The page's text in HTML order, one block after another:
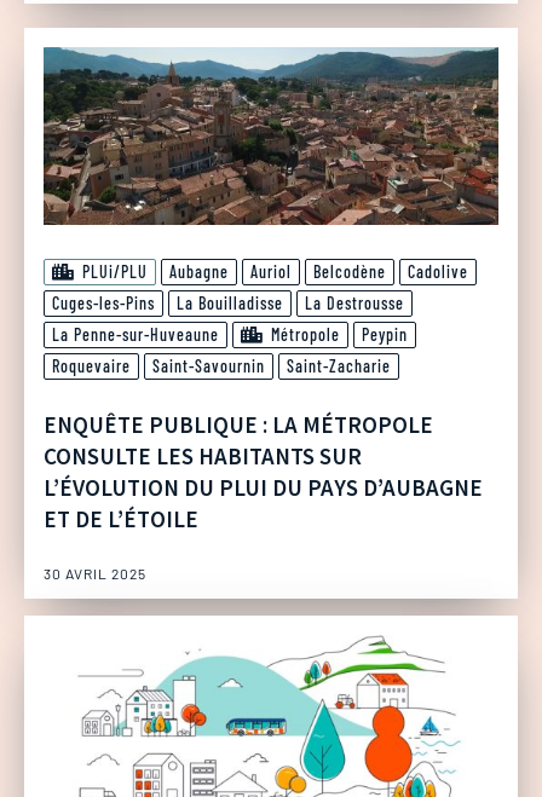
PLUi/PLU Aubagne Auriol Belcodène
Cadolive
Cuges-les-Pins
La Bouilladisse
La Destrousse
La Penne-sur-Huveaune
Métropole
Peypin
Roquevaire
Saint-Savournin Saint-Zacharie
ENQUÊTE PUBLIQUE : LA MÉTROPOLE
CONSULTE LES HABITANTS SUR
L’ÉVOLUTION DU PLUI DU PAYS D’AUBAGNE
ET DE L’ÉTOILE
30 AVRIL 2025